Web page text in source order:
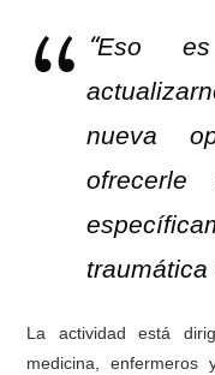
“Eso
nueva
traumática
La actividad está
medicina,